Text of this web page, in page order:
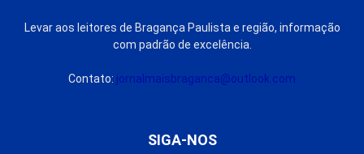
Levar aos leitores de Bragança Paulista e região, informação
com padrão de excelência.
Contato: jornalmaisbraganca@outlook.com
SIGA-NOS